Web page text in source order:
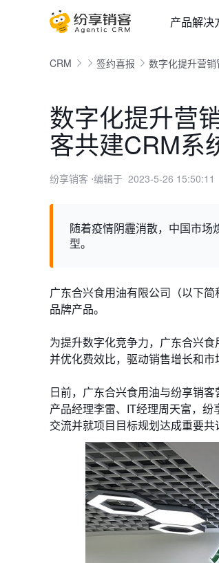
产品解决
CRM 签约喜报 数字化提升营
数字化提升营
客共建CRM系
纷享销客 ⋅编辑于 2023-5-26 15:50:11
随着疫情阴霾消散，中国市
型。
广东合兴食用油有限公司 （以下
品牌产品。
为提升数字化竞争力，广东合兴食
并优化费效比，驱动销售增长和市
日前，广东合兴食用油与纷享销
产品经理李雷、IT经理周天富，
交流并就项目目标规划达成重要共